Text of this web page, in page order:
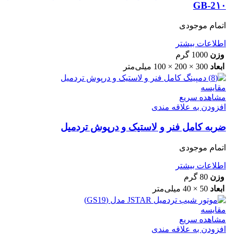
GB-2۱۰
اتمام موجودی
اطلاعات بیشتر
وزن 1000 گرم
ابعاد 300 × 200 × 100 میلی‌متر
مقایسه
مشاهده سریع
افزودن به علاقه مندی
ضربه کامل فنر و لاستیک و درپوش تردمیل
اتمام موجودی
اطلاعات بیشتر
وزن 80 گرم
ابعاد 50 × 40 میلی‌متر
مقایسه
مشاهده سریع
افزودن به علاقه مندی